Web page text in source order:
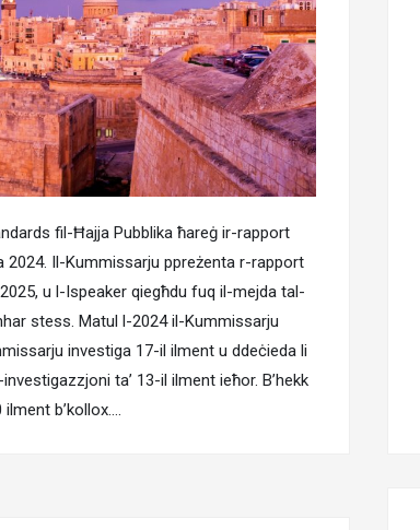
fil-Ħajja Pubblika ħareġ ir-rapport
2024. Il-Kummissarju ppreżenta r-rapport
u l-Ispeaker qiegħdu fuq il-mejda tal-
stess. Matul l-2024 il-Kummissarju
investiga 17-il ilment u ddeċieda li
ta’ 13-il ilment ieħor. B’hekk
b’kollox….